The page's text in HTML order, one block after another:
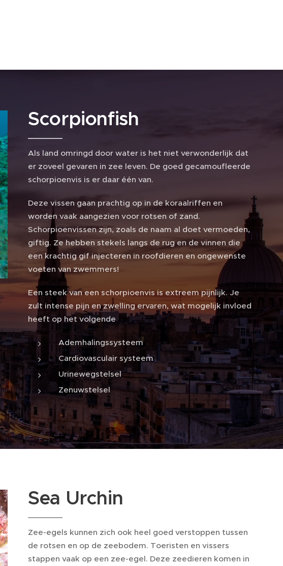
Scorpionfish
Als land omringd door water is het niet verwonderlijk dat
er zoveel gevaren in zee leven. De goed gecamoufleerde
schorpioenvis is er daar één van.
Deze vissen gaan prachtig op in de koraalriffen en
worden vaak aangezien voor rotsen of zand.
Schorpioenvissen zijn, zoals de naam al doet vermoeden,
giftig. Ze hebben stekels langs de rug en de vinnen die
een krachtig gif injecteren in roofdieren en ongewenste
voeten van zwemmers!
Een steek van een schorpioenvis is extreem pijnlijk. Je
zult intense pijn en zwelling ervaren, wat mogelijk invloed
heeft op het volgende
Ademhalingssysteem
Cardiovasculair systeem
Urinewegstelsel
Zenuwstelsel
Sea Urchin
Zee-egels kunnen zich ook heel goed verstoppen tussen
de rotsen en op de zeebodem. Toeristen en vissers
stappen vaak op een zee-egel. Deze zeedieren komen in